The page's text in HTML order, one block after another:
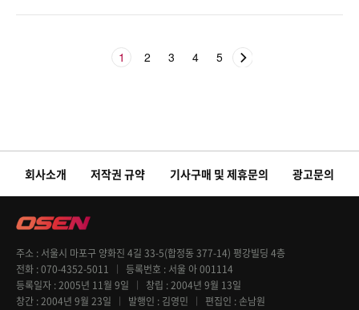
1 2 3 4 5
회사소개 저작권 규약 기사구매 및 제휴문의 광고문의
주소
서울시 마포구 양화진 4길 33-5(합정동 377-14) 평강빌딩 4층
전화 070-4352-5011 등록번호
서울 아 001114
등록일자 2005년 11월 9일 창립 2004년 9월 13일
창간 2004년 9월 23일 발행인 김영민 편집인 손남원